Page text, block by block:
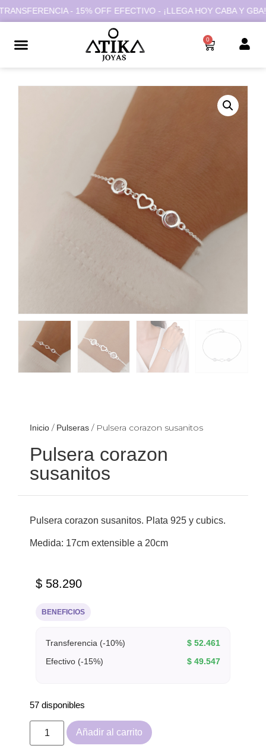
- 15% OFF EFECTIVO - ¡LLEGA HOY CABA Y GBA!
0
Inicio / Pulseras / Pulsera corazon susanitos
Pulsera corazon
susanitos
Pulsera corazon susanitos. Plata 925 y cubics.
Medida: 17cm extensible a 20cm
$ 58.290
BENEFICIOS
Transferencia (-10%) $ 52.461
Efectivo (-15%)
$ 49.547
57 disponibles
Añadir al carrito